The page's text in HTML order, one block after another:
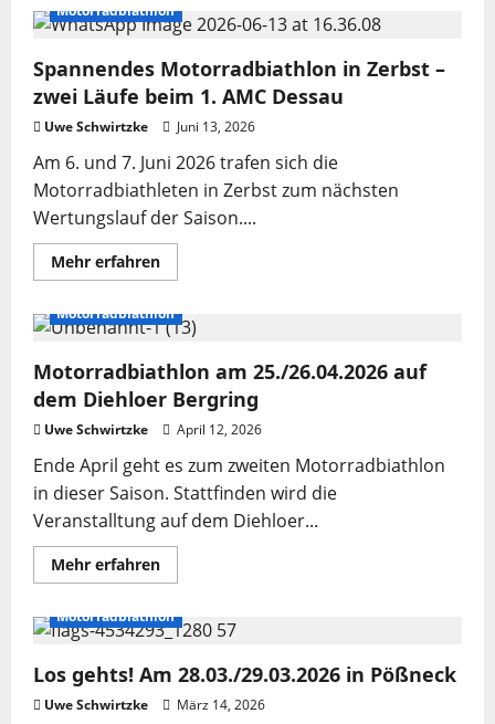
in
Triptis,
kleiner
Vorbericht
Motorradbiathlon
Spannendes Motorradbiathlon in Zerbst –
zwei Läufe beim 1. AMC Dessau
Uwe Schwirtzke Juni 13, 2026
Am 6. und 7. Juni 2026 trafen sich die
Motorradbiathleten in Zerbst zum nächsten
Wertungslauf der Saison....
Mehr erfahrenMehr
Informationen
Motorradbiathlon
in
–
zwei
Läufe
1.
Dessau
Motorradbiathlon
Motorradbiathlon am 25./26.04.2026 auf
dem Diehloer Bergring
Uwe Schwirtzke April 12, 2026
Ende April geht es zum zweiten Motorradbiathlon
in dieser Saison. Stattfinden wird die
Veranstalltung auf dem Diehloer...
Mehr erfahrenMehr
Informationen
am
25./26.04.2026
dem
Diehloer
Bergring
Motorradbiathlon
Los gehts! Am 28.03./29.03.2026 in Pößneck
Uwe Schwirtzke März 14, 2026